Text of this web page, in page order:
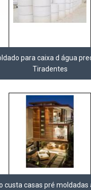
para caixa d água
Tiradentes
custa casas pré moldadas